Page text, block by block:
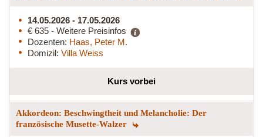
14.05.2026 - 17.05.2026
€ 635 - Weitere Preisinfos
Dozenten: Haas, Peter M.
Domizil: Villa Weiss
Kurs vorbei
Akkordeon: Beschwingtheit und Melancholie: Der
französische Musette-Walzer